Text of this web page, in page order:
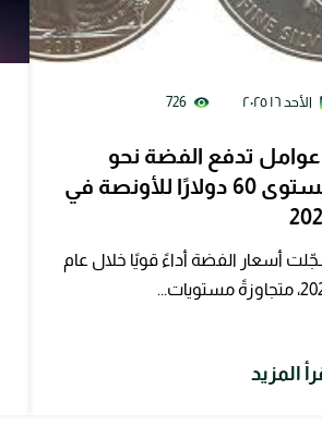
726 الأحد ١٦ ٢٠٢٥
5 عوامل تدفع الفضة نحو
مستوى 60 دولارًا للأونصة في
أسعار الفضة أداءً قويًا خلال عام
مستويات...
المزيد